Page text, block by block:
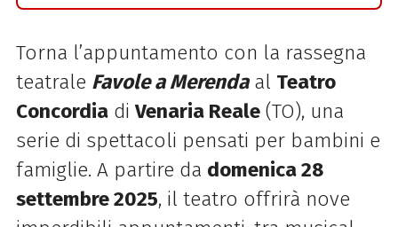
Torna l’appuntamento con la rassegna
teatrale Favole a Merendaal Teatro
ConcordiadiVenaria Reale(TO), una
serie di spettacoli pensati per bambini e
famiglie. A partire da domenica 28
settembre 2025, il teatro offrirà nove